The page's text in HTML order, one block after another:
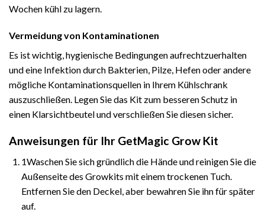
Wochen kühl zu lagern.
Vermeidung von Kontaminationen
Es ist wichtig, hygienische Bedingungen aufrechtzuerhalten
und eine Infektion durch Bakterien, Pilze, Hefen oder andere
mögliche Kontaminationsquellen in Ihrem Kühlschrank
auszuschließen. Legen Sie das Kit zum besseren Schutz in
einen Klarsichtbeutelund verschließen Sie diesen sicher.
Anweisungen für Ihr GetMagic Grow Kit
1Waschen Sie sich gründlich die Hände und reinigen Sie die
Außenseite des Growkits mit einem trockenen Tuch.
Entfernen Sie den Deckel, aber bewahren Sie ihn für später
auf.